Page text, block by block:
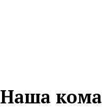
Наша